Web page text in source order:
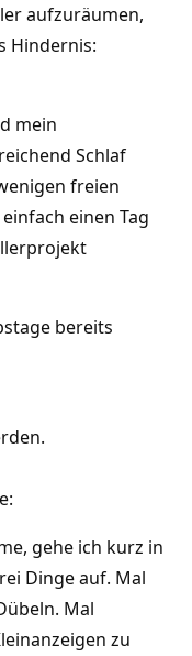
aufzuräumen,
Hindernis:
mein
Schlaf
freien
einen Tag
bereits
gehe ich kurz in
Dinge auf. Mal
Mal
zu